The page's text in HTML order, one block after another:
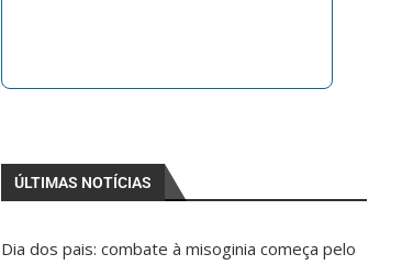
ÚLTIMAS NOTÍCIAS
Dia dos pais: combate à misoginia começa pelo